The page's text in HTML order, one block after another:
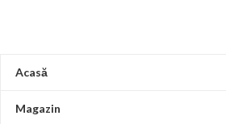
Acasă
Magazin